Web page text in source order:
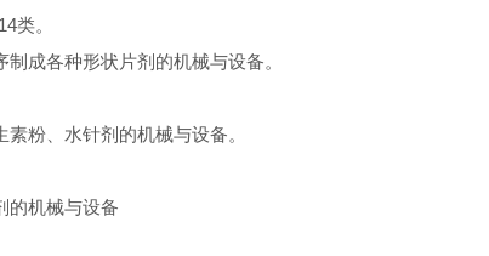
类。
成各种形状片剂的机械与设备。
粉、水针剂的机械与设备。
的机械与设备